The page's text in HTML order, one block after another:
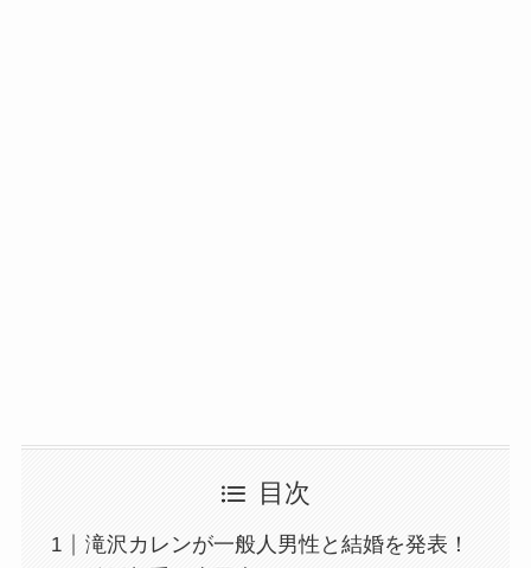
目次
滝沢カレンが一般人男性と結婚を発表！